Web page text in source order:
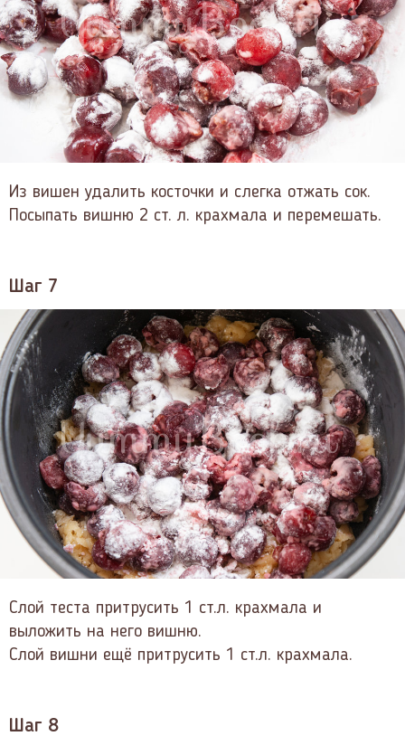
Из вишен удалить косточки и слегка отжать сок.
Посыпать вишню 2 ст. л. крахмала и перемешать.
Шаг 7
Слой теста притрусить 1 ст.л. крахмала и
выложить на него вишню.
Слой вишни ещё притрусить 1 ст.л. крахмала.
Шаг 8